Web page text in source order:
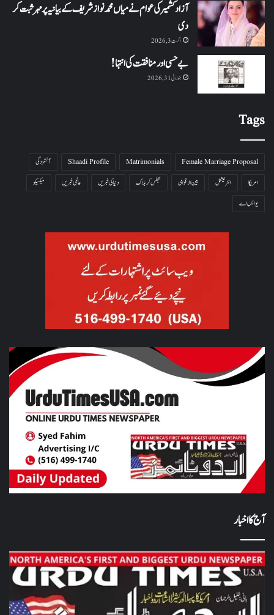
آزاد کشمیر کی عوام نے میاں محمد نواز شریف کے بیانیہ پر مہر ثبت کر
دی
اگست 3, 2026
بے حسی اور منافقت کی انتہا !
جولائی 31, 2026
Tags
Female Marriage Proposal
Matrimonials
Shaadi Profile
آتشزدگی
امریکا
انٹرنیشنل بین الاقوامی جھلس کر ہلاک دنیا کی خبریں عالمی خبریں
میکسیکو
یو ایس اے
آج کا اخبار